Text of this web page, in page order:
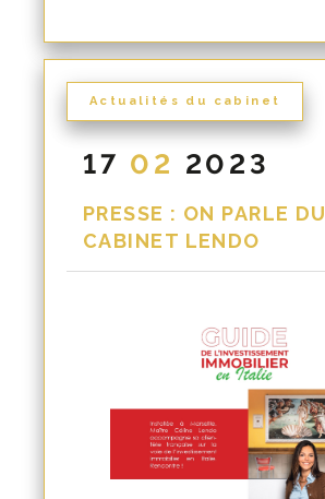
Actualités du cabinet
17 02 2023
PRESSE : ON PARLE DU
CABINET LENDO